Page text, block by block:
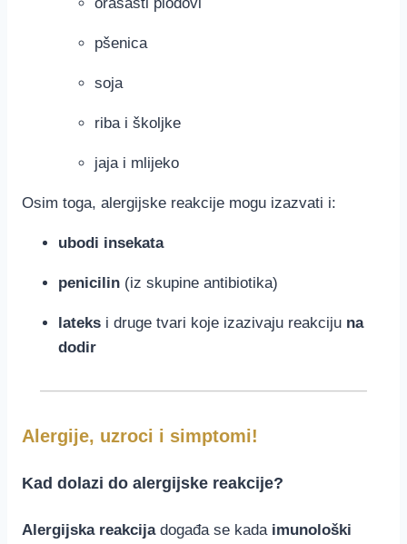
pšenica
soja
riba i školjke
jaja i mlijeko
Osim toga, alergijske reakcije mogu izazvati i:
ubodi insekata
penicilin (iz skupine antibiotika)
lateks i druge tvari koje izazivaju reakciju na
dodir
Alergije, uzroci i simptomi!
Kad dolazi do alergijske reakcije?
Alergijska reakcijadogađa se kada imunološki